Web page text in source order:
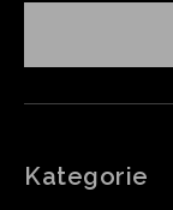
Kategorie